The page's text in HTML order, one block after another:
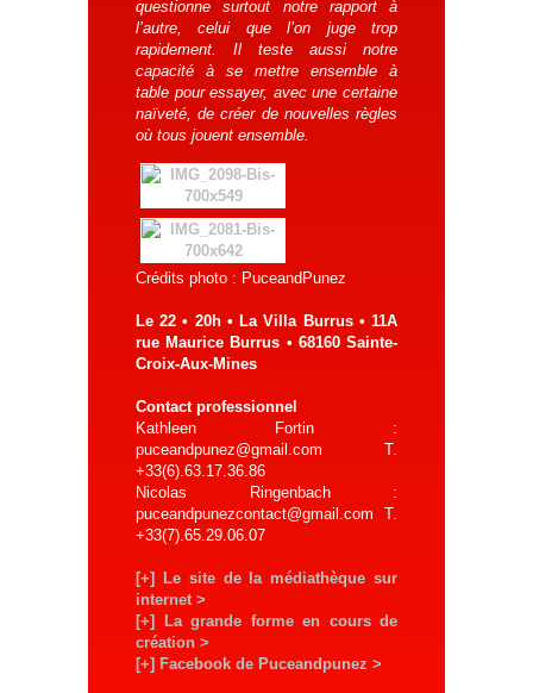
questionne surtout notre rapport à
l’autre, celui que l’on juge trop
rapidement. Il teste aussi notre
capacité à se mettre ensemble à
table pour essayer, avec une certaine
naïveté, de créer de nouvelles règles
où tous jouent ensemble.
Crédits photo : PuceandPunez
Le 22 • 20h • La Villa Burrus • 11A
rue Maurice Burrus • 68160 Sainte-
Croix-Aux-Mines
Contact professionnel
Kathleen Fortin :
puceandpunez@gmail.com T.
+33(6).63.17.36.86
Nicolas Ringenbach :
puceandpunezcontact@gmail.com T.
+33(7).65.29.06.07
[+] Le site de la médiathèque sur
internet >
[+] La grande forme en cours de
création >
[+] Facebook de Puceandpunez >